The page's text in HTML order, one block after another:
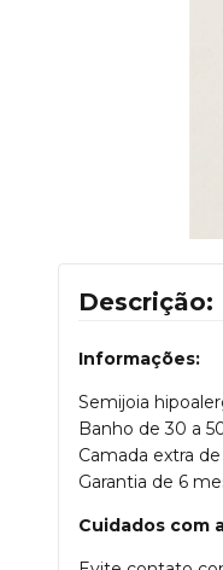
Descrição:
Informações:
Semijoia
Banho de 30 a
Camada extra
Garantia de 6
Cuidados com